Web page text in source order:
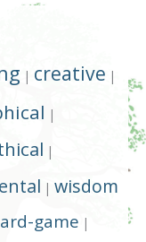
| creative |
|
|
| wisdom
game |